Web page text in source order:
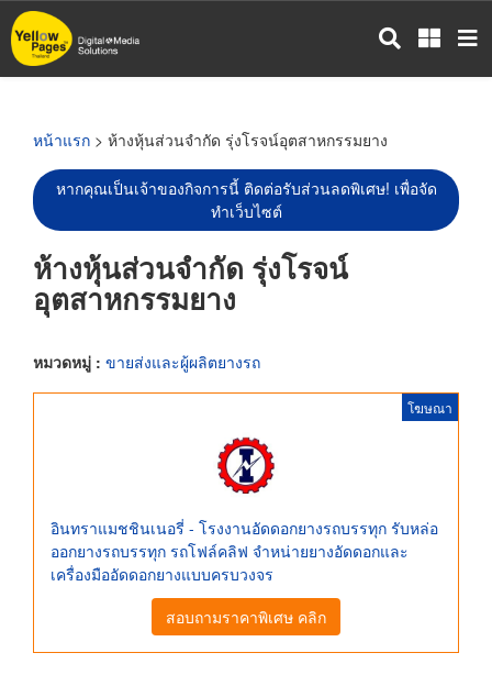
ข้าม
ไป
หน้าแรก > ห้างหุ้นส่วนจำกัด รุ่งโรจน์อุตสาหกรรมยาง
หากคุณเป็นเจ้าของกิจการนี้ ติดต่อรับส่วนลดพิเศษ! เพื่อจัด
ทำเว็บไซต์
ห้างหุ้นส่วนจำกัด รุ่งโรจน์
อุตสาหกรรมยาง
หมวดหมู่ : ขายส่งและผู้ผลิตยางรถ
โฆษณา
อินทราแมชชินเนอรี่ - โรงงานอัดดอกยางรถบรรทุก รับหล่อ
ออกยางรถบรรทุก รถโฟล์คลิฟ จำหน่ายยางอัดดอกและ
เครื่องมืออัดดอกยางแบบครบวงจร
สอบถามราคาพิเศษ คลิก